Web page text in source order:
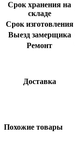
Срок хранения на
складе
Срок изготовления
Выезд замерщика
Ремонт
Доставка
Похожие товары